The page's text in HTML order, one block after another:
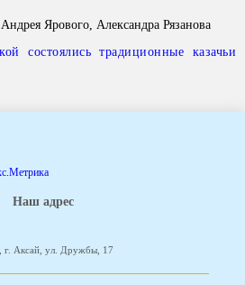
Ярового, Александра Рязанова
состоялись традиционные казачьи
Наш адрес
г. Аксай, ул. Дружбы, 17